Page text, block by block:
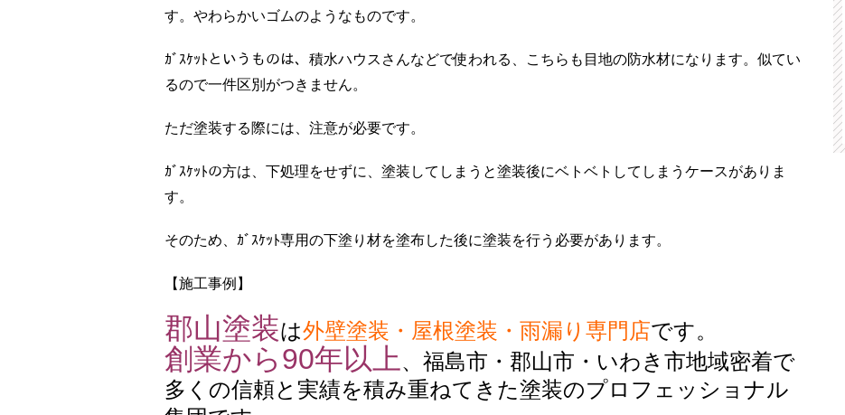
す。やわらかいゴムのようなものです。
ｶﾞｽｹｯﾄというものは、積水ハウスさんなどで使われる、こちらも目地の防水材になります。似てい
るので一件区別がつきません。
ただ塗装する際には、注意が必要です。
ｶﾞｽｹｯﾄの方は、下処理をせずに、塗装してしまうと塗装後にベトベトしてしまうケースがありま
す。
そのため、ｶﾞｽｹｯﾄ専用の下塗り材を塗布した後に塗装を行う必要があります。
【施工事例】
郡山塗装は外壁塗装・屋根塗装・雨漏り専門店です。
創業から90年以上 、福島市・郡山市・いわき市地域密着で
多くの信頼と実績を積み重ねてきた塗装のプロフェッショナル